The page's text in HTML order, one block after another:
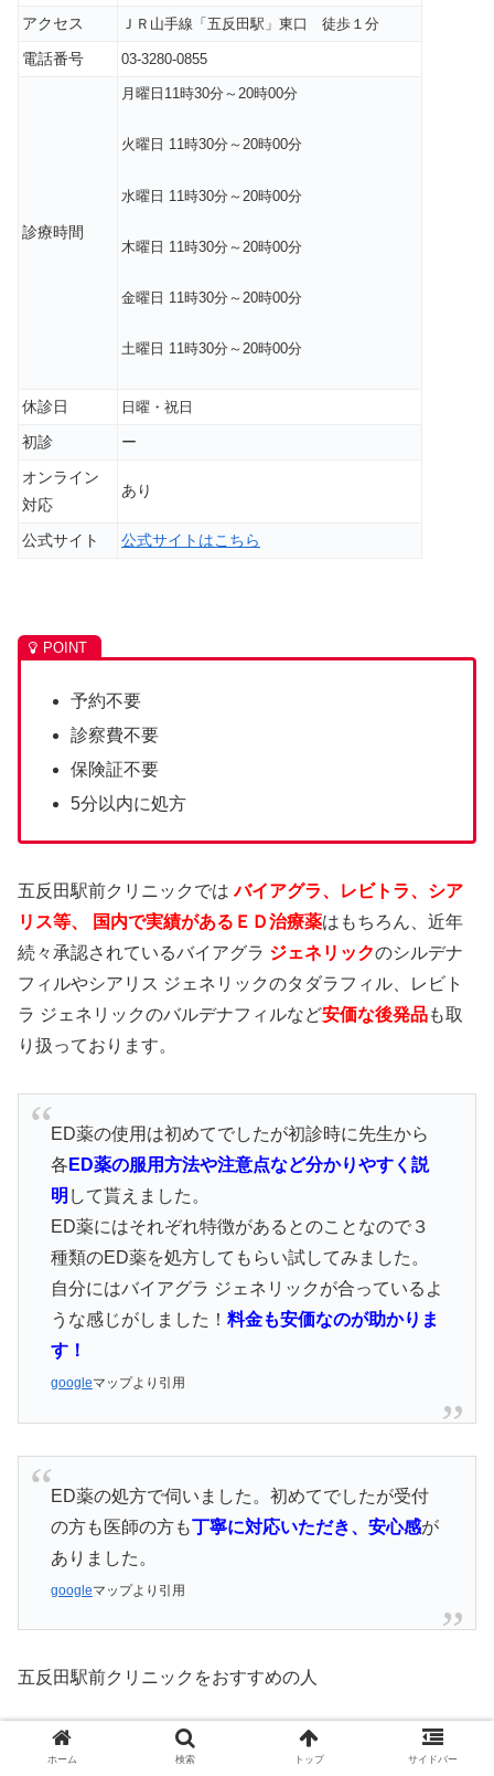
アクセス ＪＲ山手線「五反田駅」東口 徒歩１分
電話番号 03-3280-0855
診療時間
月曜日11時30分～20時00分
火曜日 11時30分～20時00分
水曜日 11時30分～20時00分
木曜日 11時30分～20時00分
金曜日 11時30分～20時00分
土曜日 11時30分～20時00分
休診日 日曜・祝日
初診
ー
オンライン
対応
あり
公式サイト 公式サイトはこちら
予約不要
診察費不要
保険証不要
5分以内に処方
五反田駅前クリニックではバイアグラ、レビトラ、シア
リス等、 国内で実績があるＥＤ治療薬はもちろん、近年
続々承認されているバイアグラ ジェネリックのシルデナ
フィルやシアリス ジェネリックのタダラフィル、レビト
ラ ジェネリックのバルデナフィルなど安価な後発品も取
り扱っております。
ED薬の使用は初めてでしたが初診時に先生から
各 ED薬の服用方法や注意点など分かりやすく説
明 して貰えました。
ED薬にはそれぞれ特徴があるとのことなので３
種類のED薬を処方してもらい試してみました。
自分にはバイアグラ ジェネリックが合っているよ
うな感じがしました！ 料金も安価なのが助かりま
す！
googleマップより引用
ED薬の処方で伺いました。初めてでしたが受付
の方も医師の方も丁寧に対応いただき、安心感が
ありました。
googleマップより引用
五反田駅前クリニックをおすすめの人
診察料がかからないクリニックを希望する
ホーム 検索 トップ サイドバー